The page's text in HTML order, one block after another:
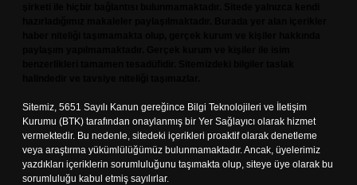
Sitemiz, 5651 Sayılı Kanun gereğince Bilgi Teknolojileri ve İletişim
Kurumu (BTK) tarafından onaylanmış bir Yer Sağlayıcı olarak hizmet
vermektedir. Bu nedenle, sitedeki içerikleri proaktif olarak denetleme
veya araştırma yükümlülüğümüz bulunmamaktadır. Ancak, üyelerimiz
yazdıkları içeriklerin sorumluluğunu taşımakta olup, siteye üye olarak bu
sorumluluğu kabul etmiş sayılırlar.